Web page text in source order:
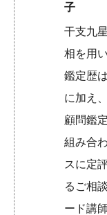
子
干支九
相を用
鑑定歴
に加え
顧問鑑
組み合
スに定
るご相
ード講